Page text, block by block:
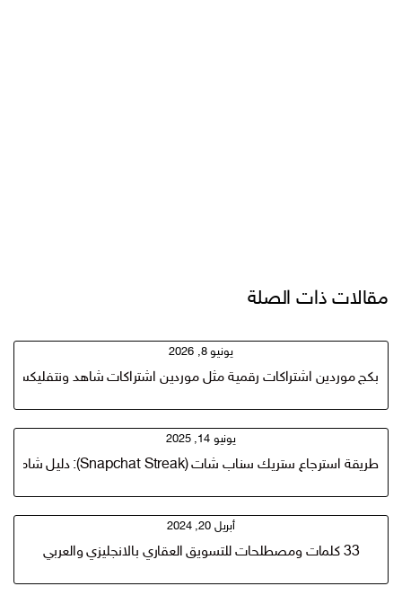
مقالات ذات الصلة
يونيو 8, 2026
بكج موردين اشتراكات رقمية مثل موردين اشتراكات شاهد ونتفليكس
يونيو 14, 2025
طريقة استرجاع ستريك سناب شات (Snapchat Streak): دليل شامل ارجاع الستريك 2025
أبريل 20, 2024
33 كلمات ومصطلحات للتسويق العقاري بالانجليزي والعربي